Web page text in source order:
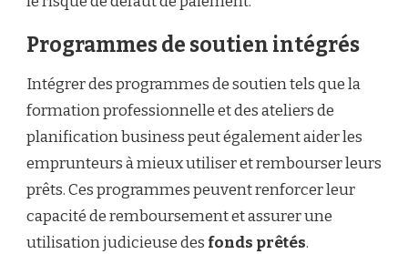
Programmes de soutien intégrés
Intégrer des programmes de soutien tels que la
formation professionnelle et des ateliers de
planification business peut également aider les
emprunteurs à mieux utiliser et rembourser leurs
prêts. Ces programmes peuvent renforcer leur
capacité de remboursement et assurer une
utilisation judicieuse des fonds prêtés.